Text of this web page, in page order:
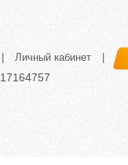
Личный кабинет
17164757